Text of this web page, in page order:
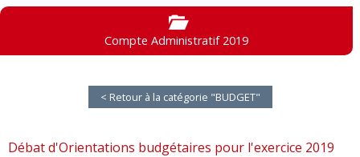
Compte Administratif 2019
< Retour à la catégorie "BUDGET"
Débat d'Orientations budgétaires pour l'exercice 2019